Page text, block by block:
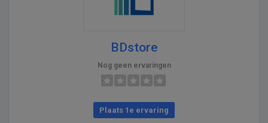
BDstore
Nog geen ervaringen
Plaats 1e ervaring